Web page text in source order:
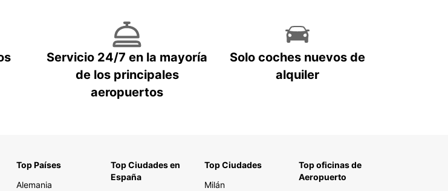
Servicio 24/7 en la mayoría
de los principales
aeropuertos
Solo coches nuevos de
alquiler
Top Países
Alemania
Top Ciudades en
España
Top Ciudades
Milán
Top oficinas de
Aeropuerto